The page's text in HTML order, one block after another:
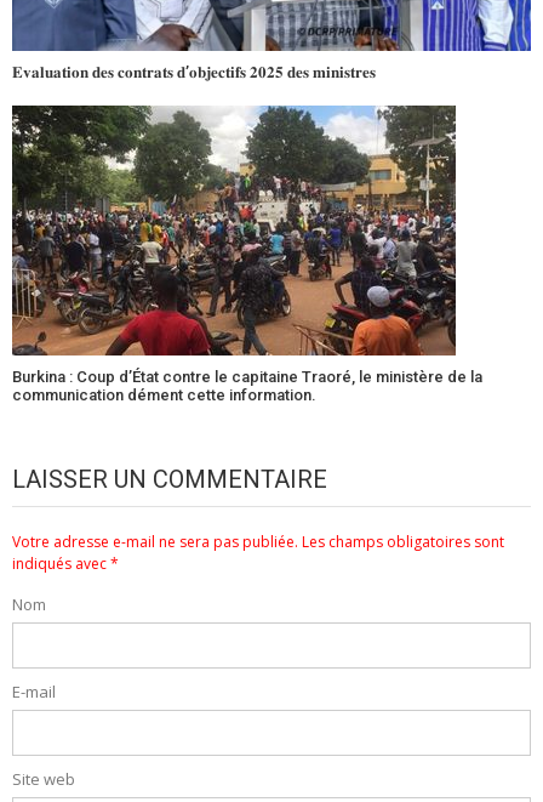
𝐄𝐯𝐚𝐥𝐮𝐚𝐭𝐢𝐨𝐧 𝐝𝐞𝐬 𝐜𝐨𝐧𝐭𝐫𝐚𝐭𝐬 𝐝’𝐨𝐛𝐣𝐞𝐜𝐭𝐢𝐟𝐬 𝟐𝟎𝟐𝟓 𝐝𝐞𝐬 𝐦𝐢𝐧𝐢𝐬𝐭𝐫𝐞𝐬
Burkina : Coup d’État contre le capitaine Traoré, le ministère de la
communication dément cette information.
LAISSER UN COMMENTAIRE
Votre adresse e-mail ne sera pas publiée. Les champs obligatoires sont
indiqués avec*
Nom
E-mail
Site web